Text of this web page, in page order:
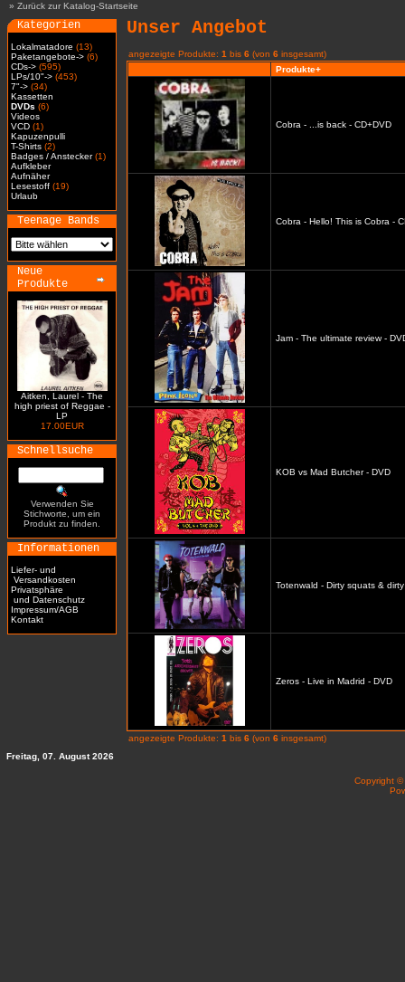
» Zurück zur Katalog-Startseite
Kategorien
Lokalmatadore (13)
Paketangebote-> (6)
CDs-> (595)
LPs/10"-> (453)
7"-> (34)
Kassetten
DVDs (6)
Videos
VCD (1)
Kapuzenpulli
T-Shirts (2)
Badges / Anstecker(1)
Aufkleber
Aufnäher
Lesestoff (19)
Urlaub
Teenage Bands
Neue
Produkte
Aitken, Laurel - The
high priest of Reggae -
LP
17.00EUR
Schnellsuche
Verwenden Sie
Stichworte, um ein
Produkt zu finden.
Informationen
Liefer- und
Versandkosten
Privatsphäre
und Datenschutz
Impressum/AGB
Kontakt
Unser Angebot
angezeigte Produkte: 1 bis 6 (von 6 insgesamt)
Produkte+
Cobra - ...is back - CD+DVD
Cobra - Hello! This is Cobra -
Jam - The ultimate review -
KOB vs Mad Butcher - DVD
Totenwald - Dirty squats &
Zeros - Live in Madrid - DVD
angezeigte Produkte: 1 bis 6 (von 6 insgesamt)
Freitag, 07. August 2026
Copyright